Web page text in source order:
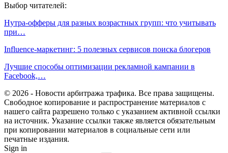
Выбор читателей:
Нутра-офферы для разных возрастных групп: что учитывать
при…
Influence-маркетинг: 5 полезных сервисов поиска блогеров
Лучшие способы оптимизации рекламной кампании в
Facebook,…
© 2026 - Новости арбитража трафика. Все права защищены.
Свободное копирование и распространение материалов с
нашего сайта разрешено только с указанием активной ссылки
на источник. Указание ссылки также является обязательным
при копировании материалов в социальные сети или
печатные издания.
Sign in